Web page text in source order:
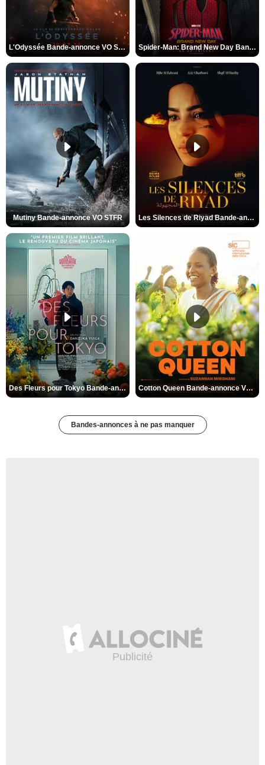
L'Odyssée Bande-annonce VO STFR Spider-Man: Brand New Day Bande-annonce VO STFR
Mutiny Bande-annonce VO STFR Les Silences de Riyad Bande-annonce VO STFR
Des Fleurs pour Tokyo Bande-annonce VO STFR Cotton Queen Bande-annonce VO STFR
Bandes-annonces à ne pas manquer